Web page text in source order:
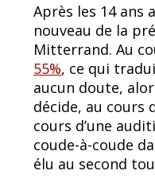
Après les 14 ans
nouveau de la
Mitterrand. Au
55%, ce qui
aucun doute,
décide, au cours
cours d’une
coude-à-coude
élu au second